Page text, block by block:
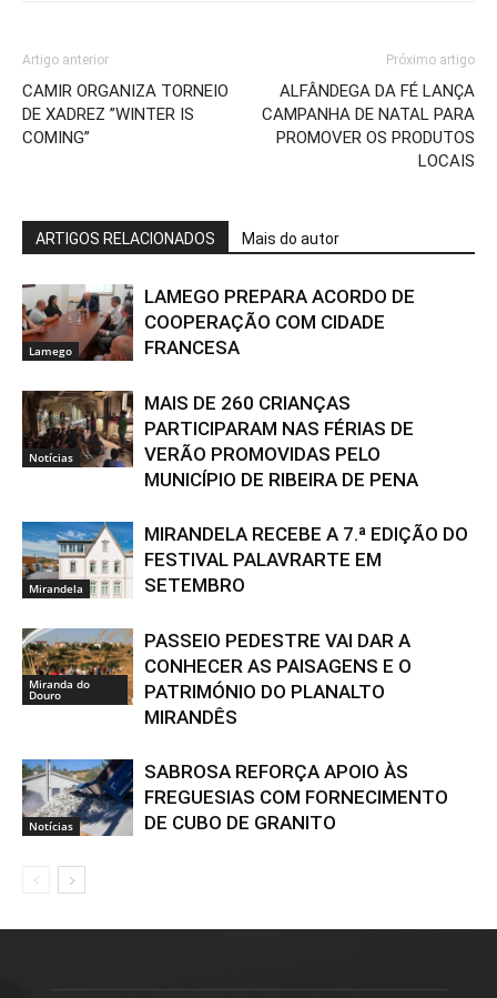
Artigo anterior
CAMIR ORGANIZA TORNEIO
DE XADREZ ”WINTER IS
COMING”
Próximo artigo
ALFÂNDEGA DA FÉ LANÇA
CAMPANHA DE NATAL PARA
PROMOVER OS PRODUTOS
LOCAIS
ARTIGOS RELACIONADOS Mais do autor
Lamego
LAMEGO PREPARA ACORDO DE
COOPERAÇÃO COM CIDADE
FRANCESA
Notícias
MAIS DE 260 CRIANÇAS
PARTICIPARAM NAS FÉRIAS DE
VERÃO PROMOVIDAS PELO
MUNICÍPIO DE RIBEIRA DE PENA
Mirandela
MIRANDELA RECEBE A 7.ª EDIÇÃO DO
FESTIVAL PALAVRARTE EM
SETEMBRO
Miranda do
Douro
PASSEIO PEDESTRE VAI DAR A
CONHECER AS PAISAGENS E O
PATRIMÓNIO DO PLANALTO
MIRANDÊS
Notícias
SABROSA REFORÇA APOIO ÀS
FREGUESIAS COM FORNECIMENTO
DE CUBO DE GRANITO